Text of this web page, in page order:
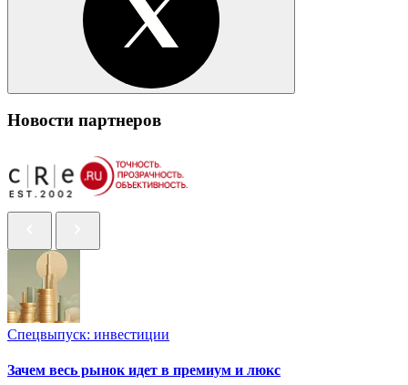
Новости партнеров
Спецвыпуск: инвестиции
Зачем весь рынок идет в премиум и люкс